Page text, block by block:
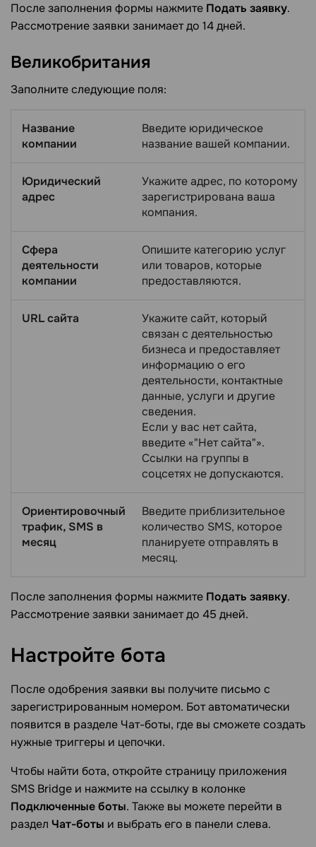
После заполнения формы нажмите Подать заявку.
Рассмотрение заявки занимает до 14 дней.
Великобритания
Заполните следующие поля:
Название
компании
Введите юридическое
название вашей компании.
Юридический
адрес
Укажите адрес, по которому
зарегистрирована ваша
компания.
Сфера
деятельности
компании
Опишите категорию услуг
или товаров, которые
предоставляются.
URL сайта
Укажите сайт, который
связан с деятельностью
бизнеса и предоставляет
информацию о его
деятельности, контактные
данные, услуги и другие
сведения.
Если у вас нет сайта,
введите «"Нет сайта"».
Ссылки на группы в
соцсетях не допускаются.
Ориентировочный
трафик, SMS в
месяц
Введите приблизительное
количество SMS, которое
планируете отправлять в
месяц.
После заполнения формы нажмите Подать заявку.
Рассмотрение заявки занимает до 45 дней.
Настройте бота
После одобрения заявки вы получите письмо с
зарегистрированным номером. Бот автоматически
появится в разделе Чат-боты, где вы сможете создать
нужные триггеры и цепочки.
Чтобы найти бота, откройте страницу приложения
SMS Bridge и нажмите на ссылку в колонке
Подключенные боты. Также вы можете перейти в
раздел Чат-боты и выбрать его в панели слева.